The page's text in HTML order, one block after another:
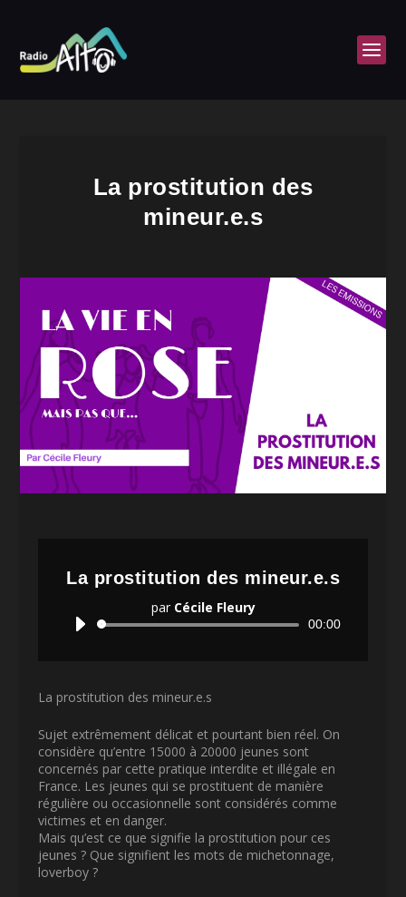
La prostitution des
mineur.e.s
La prostitution des mineur.e.s
par Cécile Fleury
Lecteur
00:00
La prostitution des mineur.e.s
Sujet extrêmement délicat et pourtant bien réel. On
considère qu’entre 15000 à 20000 jeunes sont
concernés par cette pratique interdite et illégale en
France. Les jeunes qui se prostituent de manière
régulière ou occasionnelle sont considérés comme
victimes et en danger.
Mais qu’est ce que signifie la prostitution pour ces
jeunes ? Que signifient les mots de michetonnage,
loverboy ?